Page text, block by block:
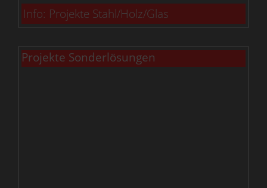
Info: Projekte Stahl/Holz/Glas
Projekte Sonderlösungen